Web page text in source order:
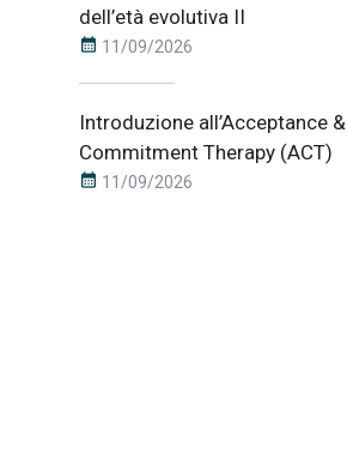
dell’età evolutiva II
calendar_month 11/09/2026
Introduzione all’Acceptance &
Commitment Therapy (ACT)
calendar_month 11/09/2026